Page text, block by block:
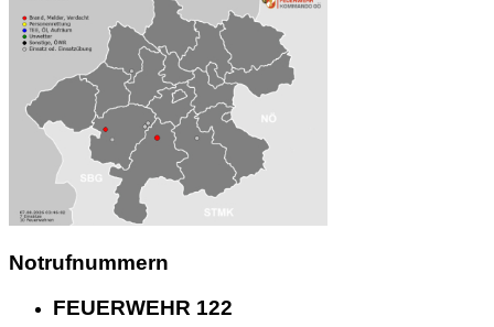
Notrufnummern
FEUERWEHR 122